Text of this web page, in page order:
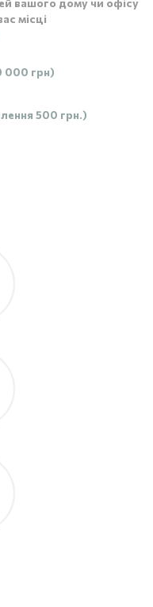
місці
000 грн)
500 грн.)